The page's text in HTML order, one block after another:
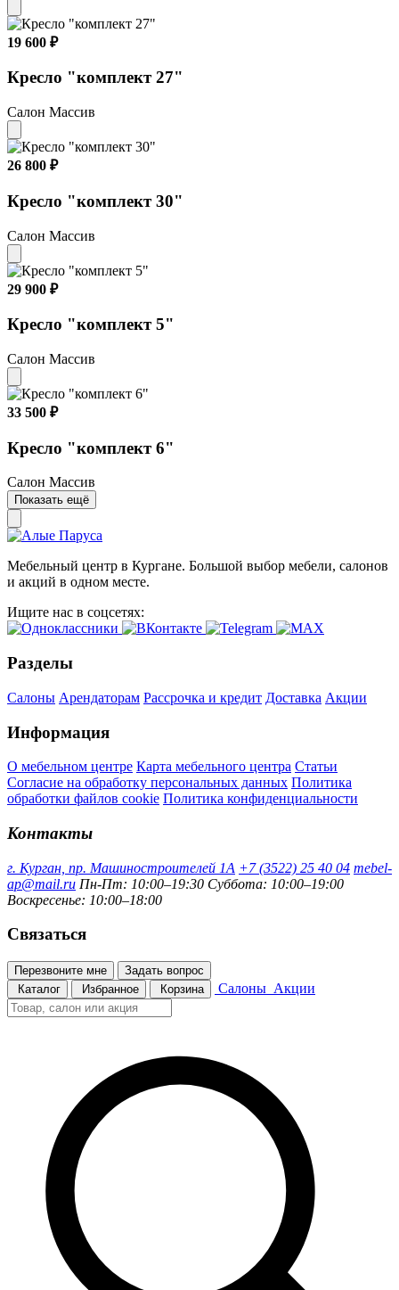
19 600 ₽
Кресло "комплект 27"
Салон Массив
26 800 ₽
Кресло "комплект 30"
Салон Массив
29 900 ₽
Кресло "комплект 5"
Салон Массив
33 500 ₽
Кресло "комплект 6"
Салон Массив
Показать ещё
Мебельный центр в Кургане. Большой выбор мебели, салонов
и акций в одном месте.
Ищите нас в соцсетях:
Разделы
Салоны Арендаторам Рассрочка и кредит Доставка Акции
Информация
О мебельном центре Карта мебельного центра Статьи
Согласие на обработку персональных данных Политика
обработки файлов cookie Политика конфиденциальности
Контакты
г. Курган, пр. Машиностроителей 1А +7 (3522) 25 40 04 mebel-
ap@mail.ru Пн-Пт: 10:00–19:30 Суббота: 10:00–19:00
Воскресенье: 10:00–18:00
Связаться
Перезвоните мне
Задать вопрос
Каталог
Избранное Корзина Салоны Акции